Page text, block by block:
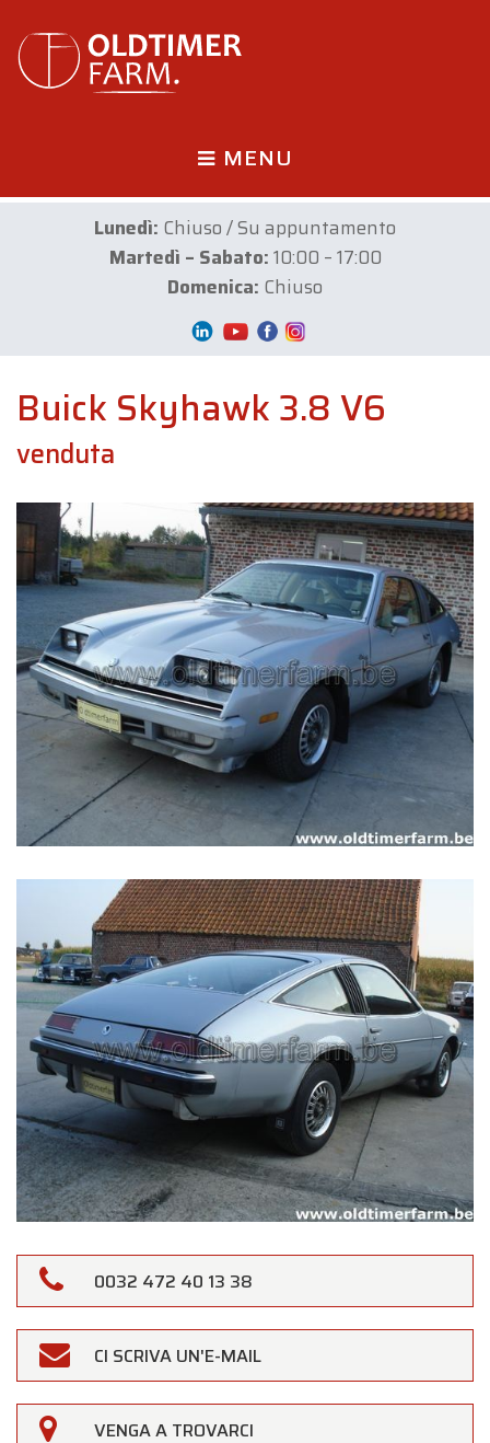
MENU
Lunedì: Chiuso / Su appuntamento
Martedì – Sabato:10:00 – 17:00
Domenica: Chiuso
Buick Skyhawk 3.8 V6
venduta
0032 472 40 13 38
CI SCRIVA UN'E-MAIL
VENGA A TROVARCI